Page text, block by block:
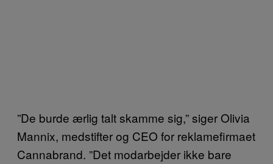
”De burde ærlig talt skamme sig,” siger Olivia
Mannix, medstifter og CEO for reklamefirmaet
Cannabrand. ”Det modarbejder ikke bare